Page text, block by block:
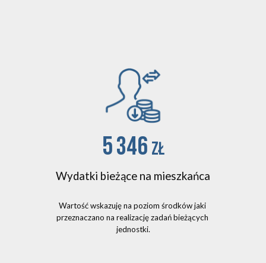
5 346 zł
Wydatki bieżące na mieszkańca
Wartość wskazuję na poziom środków jaki
przeznaczano na realizację zadań bieżących
jednostki.